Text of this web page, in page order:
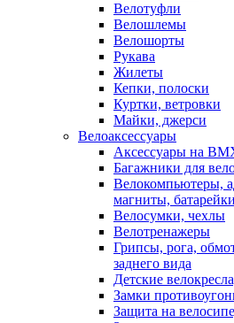
Велотуфли
Велошлемы
Велошорты
Рукава
Жилеты
Кепки, полоски
Куртки, ветровки
Майки, джерси
Велоаксессуары
Аксессуары на
Багажники для
Велокомпьютеры,
магниты, батарейки
Велосумки, чехлы
Велотренажеры
Грипсы, рога,
заднего вида
Детские
Замки
Защита на